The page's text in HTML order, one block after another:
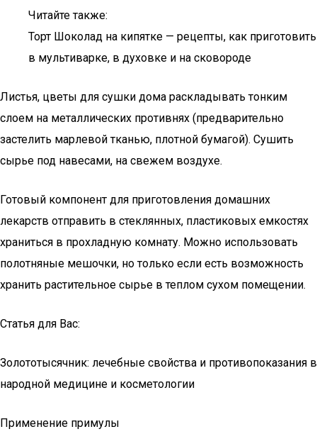
Читайте также:
Торт Шоколад на кипятке — рецепты, как приготовить
в мультиварке, в духовке и на сковороде
Листья, цветы для сушки дома раскладывать тонким
слоем на металлических противнях (предварительно
застелить марлевой тканью, плотной бумагой). Сушить
сырье под навесами, на свежем воздухе.
Готовый компонент для приготовления домашних
лекарств отправить в стеклянных, пластиковых емкостях
храниться в прохладную комнату. Можно использовать
полотняные мешочки, но только если есть возможность
хранить растительное сырье в теплом сухом помещении.
Статья для Вас:
Золототысячник: лечебные свойства и противопоказания в
народной медицине и косметологии
Применение примулы